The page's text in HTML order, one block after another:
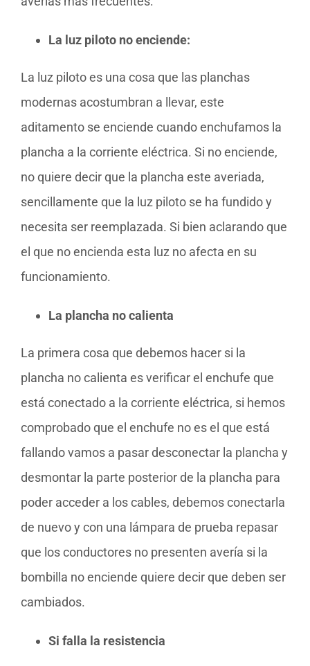
La luz piloto no enciende:
La luz piloto es una cosa que las planchas
modernas acostumbran a llevar, este
aditamento se enciende cuando enchufamos la
plancha a la corriente eléctrica. Si no enciende,
no quiere decir que la plancha este averiada,
sencillamente que la luz piloto se ha fundido y
necesita ser reemplazada. Si bien aclarando que
el que no encienda esta luz no afecta en su
funcionamiento.
La plancha no calienta
La primera cosa que debemos hacer si la
plancha no calienta es verificar el enchufe que
está conectado a la corriente eléctrica, si hemos
comprobado que el enchufe no es el que está
fallando vamos a pasar desconectar la plancha y
desmontar la parte posterior de la plancha para
poder acceder a los cables, debemos conectarla
de nuevo y con una lámpara de prueba repasar
que los conductores no presenten avería si la
bombilla no enciende quiere decir que deben ser
cambiados.
Si falla la resistencia